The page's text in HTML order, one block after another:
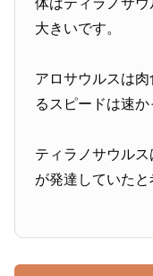
体はティラノサ
大きいです。
アロサウルスは
るスピードは速か
ティラノサウル
が発達していたと